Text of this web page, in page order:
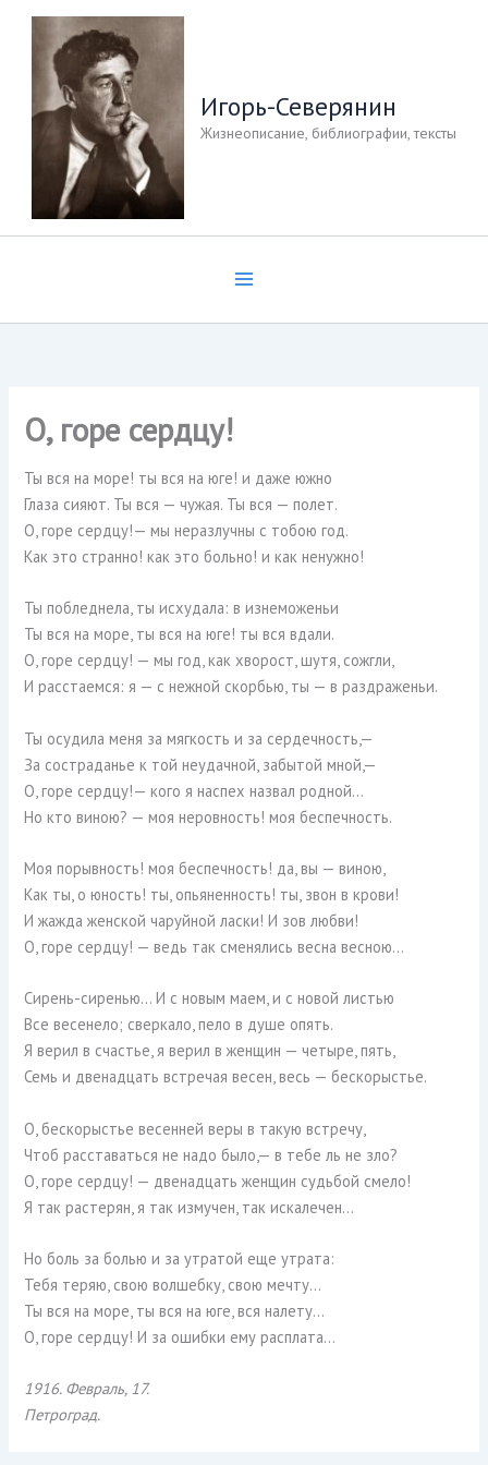
Перейти
содержимому
Игорь-Северянин
Жизнеописание, библиографии, тексты
О, горе сердцу!
Ты вся на море! ты вся на юге! и даже южно
Глаза сияют. Ты вся — чужая. Ты вся — полет.
О, горе сердцу!— мы неразлучны с тобою год.
Как это странно! как это больно! и как ненужно!
Ты побледнела, ты исхудала: в изнеможеньи
Ты вся на море, ты вся на юге! ты вся вдали.
О, горе сердцу! — мы год, как хворост, шутя, сожгли,
И расстаемся: я — с нежной скорбью, ты — в раздраженьи.
Ты осудила меня за мягкость и за сердечность,—
За состраданье к той неудачной, забытой мной,—
О, горе сердцу!— кого я наспех назвал родной…
Но кто виною? — моя неровность! моя беспечность.
Моя порывность! моя беспечность! да, вы — виною,
Как ты, о юность! ты, опьяненность! ты, звон в крови!
И жажда женской чаруйной ласки! И зов любви!
О, горе сердцу! — ведь так сменялись весна весною…
Сирень-сиренью… И с новым маем, и с новой листью
Все весенело; сверкало, пело в душе опять.
Я верил в счастье, я верил в женщин — четыре, пять,
Семь и двенадцать встречая весен, весь — бескорыстье.
О, бескорыстье весенней веры в такую встречу,
Чтоб расставаться не надо было,— в тебе ль не зло?
О, горе сердцу! — двенадцать женщин судьбой смело!
Я так растерян, я так измучен, так искалечен…
Но боль за болью и за утратой еще утрата:
Тебя теряю, свою волшебку, свою мечту…
Ты вся на море, ты вся на юге, вся налету…
О, горе сердцу! И за ошибки ему расплата…
1916. Февраль, 17.
Петроград.